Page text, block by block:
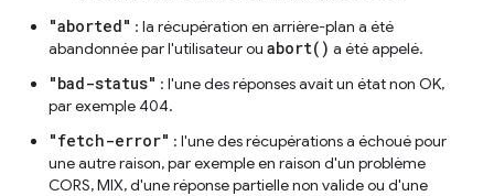
"aborted" : la récupération en arrière-plan a été
abandonnée par l'utilisateur ou abort() a été appelé.
"bad-status" : l'une des réponses avait un état non OK,
par exemple 404.
"fetch-error" : l'une des récupérations a échoué pour
une autre raison, par exemple en raison d'un problème
CORS, MIX, d'une réponse partielle non valide ou d'une